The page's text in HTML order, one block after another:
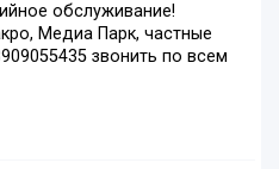
обслуживание!
Медиа Парк, частные
звонить по всем